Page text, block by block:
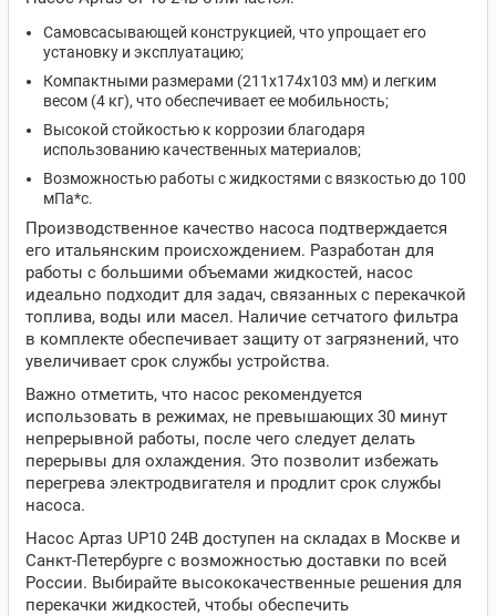
Самовсасывающей конструкцией, что упрощает его
установку и эксплуатацию;
Компактными размерами (211х174х103 мм) и легким
весом (4 кг), что обеспечивает ее мобильность;
Высокой стойкостью к коррозии благодаря
использованию качественных материалов;
Возможностью работы с жидкостями с вязкостью до 100
мПа*с.
Производственное качество насоса подтверждается
его итальянским происхождением. Разработан для
работы с большими объемами жидкостей, насос
идеально подходит для задач, связанных с перекачкой
топлива, воды или масел. Наличие сетчатого фильтра
в комплекте обеспечивает защиту от загрязнений, что
увеличивает срок службы устройства.
Важно отметить, что насос рекомендуется
использовать в режимах, не превышающих 30 минут
непрерывной работы, после чего следует делать
перерывы для охлаждения. Это позволит избежать
перегрева электродвигателя и продлит срок службы
насоса.
Насос Артаз UP10 24В доступен на складах в Москве и
Санкт-Петербурге с возможностью доставки по всей
России. Выбирайте высококачественные решения для
перекачки жидкостей, чтобы обеспечить